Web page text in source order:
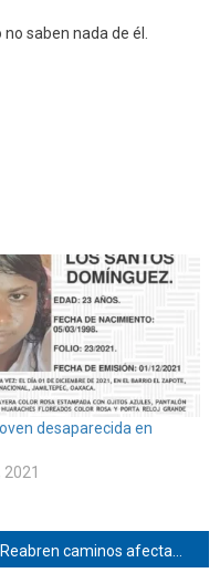
saben nada de él.
desaparecida en